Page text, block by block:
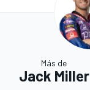
Más de
Jack Miller